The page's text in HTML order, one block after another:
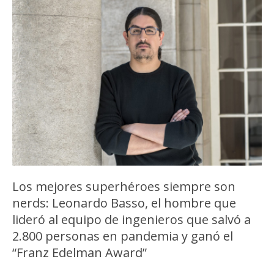
Los mejores superhéroes siempre son
nerds: Leonardo Basso, el hombre que
lideró al equipo de ingenieros que salvó a
2.800 personas en pandemia y ganó el
“Franz Edelman Award”